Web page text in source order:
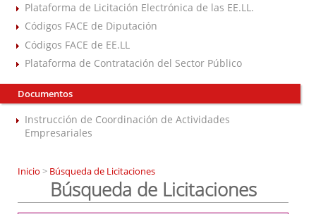
Plataforma de Licitación Electrónica de las EE.LL.
Códigos FACE de Diputación
Códigos FACE de EE.LL
Plataforma de Contratación del Sector Público
Documentos
Instrucción de Coordinación de Actividades
Empresariales
Inicio > Búsqueda de Licitaciones
Búsqueda de Licitaciones